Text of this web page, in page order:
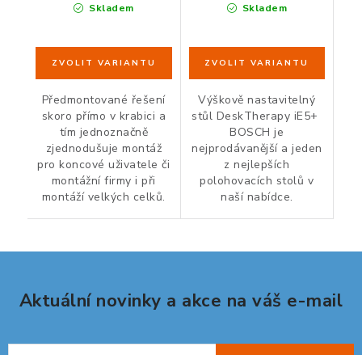
Skladem
Předmontované řešení
skoro přímo v krabici a
tím jednoznačně
zjednodušuje montáž
pro koncové uživatele či
montážní firmy i při
montáží velkých celků.
Skladem
Výškově nastavitelný
stůl DeskTherapy iE5+
BOSCH je
nejprodávanější a jeden
z nejlepších
polohovacích stolů v
naší nabídce.
Aktuální novinky a akce na váš e-mail